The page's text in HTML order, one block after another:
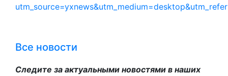
Все новости
Следите за актуальными новостями в наших